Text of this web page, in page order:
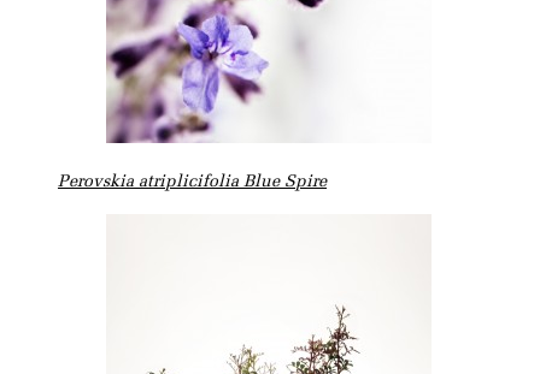
Perovskia atriplicifolia Blue Spire